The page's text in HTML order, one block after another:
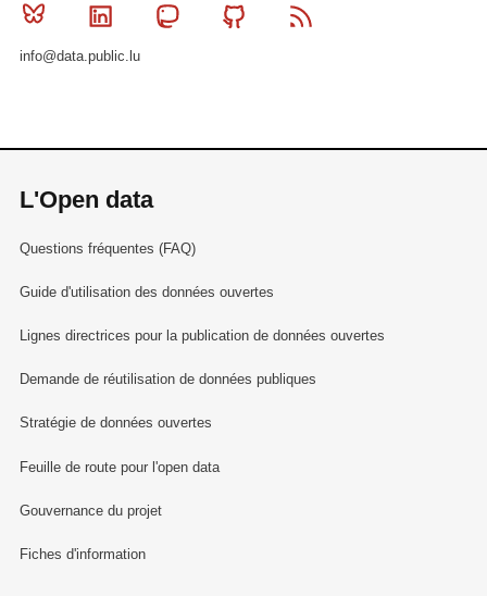
Bluesky Linkedin MastodonGithub
info@data.public.lu
L'Open data
Questions fréquentes (FAQ)
Guide d'utilisation des données ouvertes
Lignes directrices pour la publication de données ouvertes
Demande de réutilisation de données publiques
Stratégie de données ouvertes
Feuille de route pour l'open data
Gouvernance du projet
Fiches d'information